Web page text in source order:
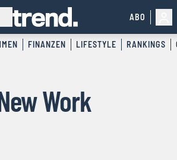
ABO
FINANZEN LIFESTYLE RANKINGS
Work